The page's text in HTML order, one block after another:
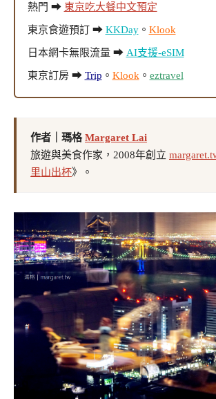
熱門 ➡ 東京吃大餐中文預定
東京食遊預訂 ➡ KKDay。 Klook
日本網卡無限流量 ➡ AI支援-eSIM
東京訂房 ➡ Trip 。 Klook 。 eztravel
作者｜瑪格Margaret Lai
旅遊與美食作家，2008年創立
里山出杯》。